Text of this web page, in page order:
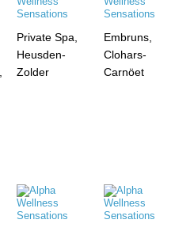
Private Spa,
Heusden-
Zolder
Embruns,
Clohars-
Carnöet